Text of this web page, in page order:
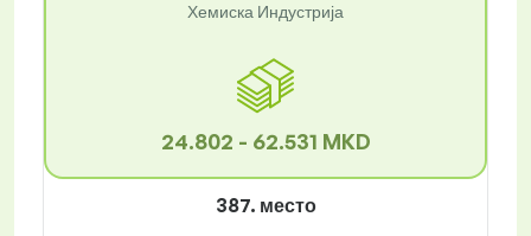
Хемиска Индустрија
24.802 - 62.531 MKD
387. место